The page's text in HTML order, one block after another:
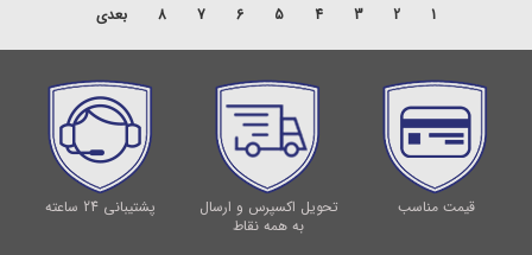
1
2
3
4
5
6
7
8 بعدی
قیمت مناسب
تحویل اکسپرس و ارسال
به همه نقاط
پشتیبانی 24 ساعته